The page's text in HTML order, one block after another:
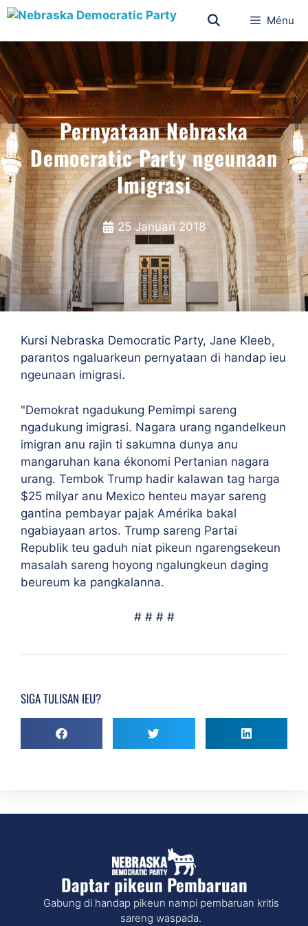
Ménu
Pernyataan Nebraska
Democratic Party ngeunaan
Imigrasi
25 Januari 2018
Kursi Nebraska Democratic Party, Jane Kleeb,
parantos ngaluarkeun pernyataan di handap ieu
ngeunaan imigrasi.
"Demokrat ngadukung Pemimpi sareng
ngadukung imigrasi. Nagara urang ngandelkeun
imigran anu rajin ti sakumna dunya anu
mangaruhan kana ékonomi Pertanian nagara
urang. Tembok Trump hadir kalawan tag harga
$25 milyar anu Mexico henteu mayar sareng
gantina pembayar pajak Amérika bakal
ngabiayaan artos. Trump sareng Partai
Republik teu gaduh niat pikeun ngarengsekeun
masalah sareng hoyong ngalungkeun daging
beureum ka pangkalanna.
# # # #
SIGA TULISAN IEU?
Daptar pikeun Pembaruan
Gabung di handap pikeun nampi pembaruan kritis
sareng waspada.